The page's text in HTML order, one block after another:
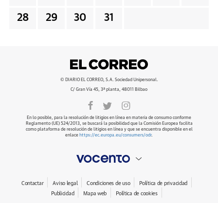
28 29 30 31
© DIARIO EL CORREO, S.A. Sociedad Unipersonal.
C/ Gran Vía 45, 3ª planta, 48011 Bilbao
En lo posible, para la resolución de litigios en línea en materia de consumo conforme
Reglamento (UE) 524/2013, se buscará la posibilidad que la Comisión Europea facilita
como plataforma de resolución de litigios en línea y que se encuentra disponible en el
enlace https://ec.europa.eu/consumers/odr.
Contactar Aviso legal Condiciones de uso
Política de privacidad
Publicidad
Mapa web Política de cookies